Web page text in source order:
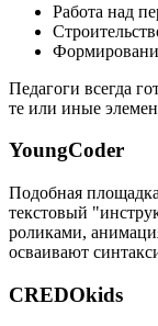
Работа над
Педагоги всегда
те или иные
YoungCoder
Подобная
текстовый
роликами,
осваивают
CREDOkids